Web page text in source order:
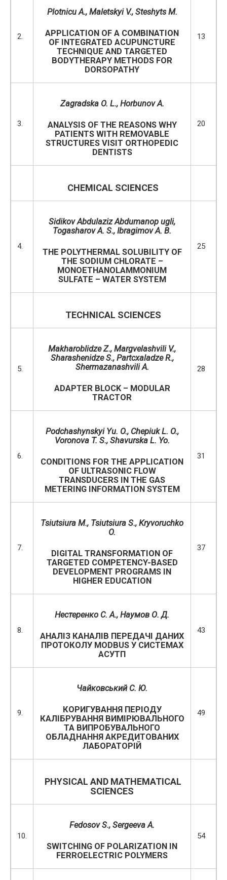
2.
Plotnicu A., Maletskyi V., Steshyts M.
APPLICATION OF A COMBINATION
OF INTEGRATED ACUPUNCTURE
TECHNIQUE AND TARGETED
BODYTHERAPY METHODS FOR
DORSOPATHY
13
3.
Zagradska O. L., Нorbunov A.
ANALYSIS OF THE REASONS WHY
PATIENTS WITH REMOVABLE
STRUCTURES VISIT ORTHOPEDIC
DENTISTS
20
CHEMICAL SCIENCES
4.
Sidikov Abdulaziz Abdumanop ugli,
Togasharov A. S., Ibragimov A. B.
THE POLYTHERMAL SOLUBILITY OF
THE SODIUM CHLORATE –
MONOETHANOLAMMONIUM
SULFATE – WATER SYSTEM
25
TECHNICAL SCIENCES
5.
Makharoblidze Z., Margvelashvili V.,
Sharashenidze S., Partcxaladze R.,
ShermazanashviliA.
ADAPTER BLOCK – MODULAR
TRACTOR
28
6.
Podchashynskyi Yu. O., Chepiuk L. O.,
Voronova T. S., Shavurska L. Yo.
CONDITIONS FOR THE APPLICATION
OF ULTRASONIC FLOW
TRANSDUCERS IN THE GAS
METERING INFORMATION SYSTEM
31
7.
Tsiutsiura M., Tsiutsiura S., Kryvoruchko
O.
DIGITAL TRANSFORMATION OF
TARGETED COMPETENCY-BASED
DEVELOPMENT PROGRAMS IN
HIGHER EDUCATION
37
8.
Нестеренко С.А., Наумов О.Д.
АНАЛІЗ КАНАЛІВ ПЕРЕДАЧІ ДАНИХ
ПРОТОКОЛУ MODBUS У СИСТЕМАХ
АСУТП
43
9.
Чайковський С. Ю.
КОРИГУВАННЯ ПЕРІОДУ
КАЛІБРУВАННЯ ВИМІРЮВАЛЬНОГО
ТА ВИПРОБУВАЛЬНОГО
ОБЛАДНАННЯ АКРЕДИТОВАНИХ
ЛАБОРАТОРІЙ
49
PHYSICAL AND MATHEMATICAL
SCIENCES
10.
Fedosov S., Sergeeva A.
SWITCHING OF POLARIZATION IN
FERROELECTRIC POLYMERS
54